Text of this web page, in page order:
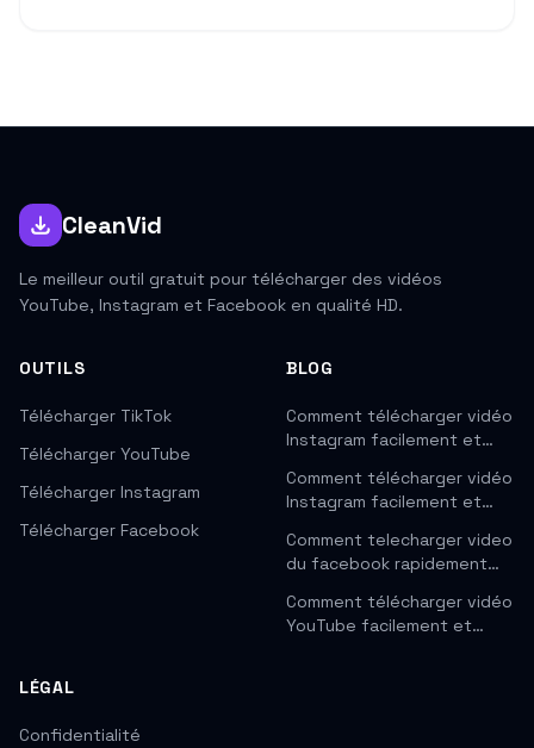
CleanVid
Le meilleur outil gratuit pour télécharger des vidéos
YouTube, Instagram et Facebook en qualité HD.
OUTILS
Télécharger TikTok
Télécharger YouTube
Télécharger Instagram
Télécharger Facebook
BLOG
Comment télécharger vidéo
Instagram facilement et…
Comment télécharger vidéo
Instagram facilement et…
Comment telecharger video
du facebook rapidement…
Comment télécharger vidéo
YouTube facilement et…
LÉGAL
Confidentialité